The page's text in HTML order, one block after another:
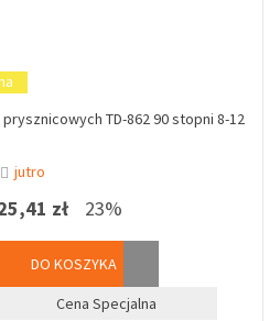
TD-862 90 stopni 8-12
jutro
zł 23%
DO KOSZYKA
Cena Specjalna